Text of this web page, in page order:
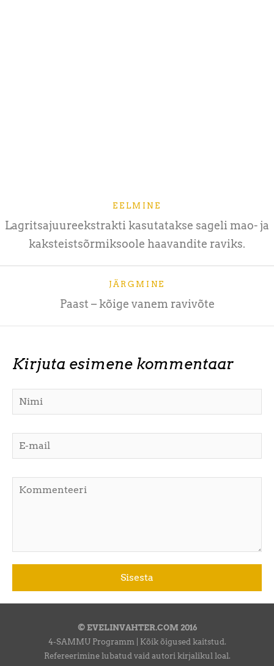
EELMINE
Lagritsajuureekstrakti kasutatakse sageli mao- ja
kaksteistsõrmiksoole haavandite raviks.
JÄRGMINE
Paast – kõige vanem ravivõte
Kirjuta esimene kommentaar
© EVELINVAHTER.COM 2016
4-SAMMU Programm | Kõik õigused kaitstud.
Refereerimine lubatud vaid autori kirjalikul loal.